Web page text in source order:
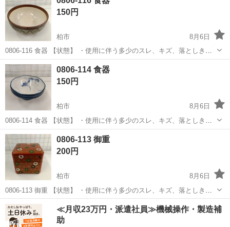
出来かねますのでご了承願います ※中古品のため、状態についてはご
理...
150円
柏市
8月6日
0806-116 食器 【状態】 ・使用に伴う多少のスレ、キズ、落としきれ
ない汚れなどございます ・詳細は現地でご確認ください ・お値引きは
出来かねますのでご了承願います ※中古品のため、状態についてはご
理...
千葉 柏市 食器 現地
0806-114 食器
150円
柏市
8月6日
0806-114 食器 【状態】 ・使用に伴う多少のスレ、キズ、落としきれ
ない汚れなどございます ・詳細は現地でご確認ください ・お値引きは
出来かねますのでご了承願います ※中古品のため、状態についてはご
理...
千葉 柏市 現地
0806-113 御重
200円
柏市
8月6日
0806-113 御重 【状態】 ・使用に伴う多少のスレ、キズ、落としきれ
ない汚れなどございます ・詳細は現地でご確認ください ・お値引きは
出来かねますのでご了承願います ※中古品のため、状態についてはご
理...
千葉 柏市 食器 現地
≪月収23万円・派遣社員≫機械操作・製造補
助